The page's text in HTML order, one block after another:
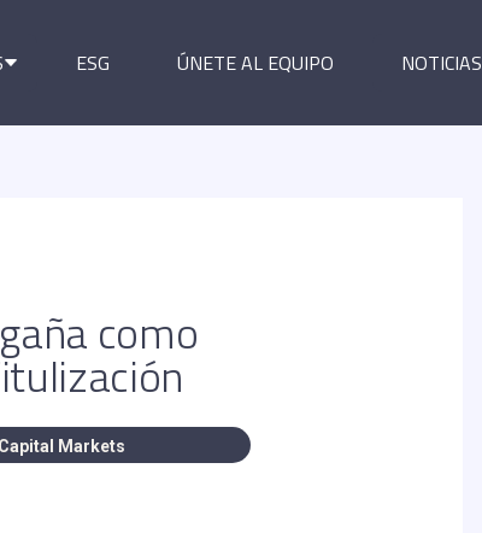
ESG ÚNETE AL EQUIPO NOTICIAS
como
Capital Markets